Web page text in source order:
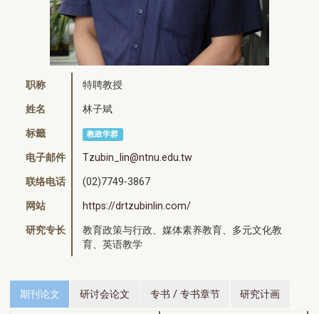
职称 特聘教授
姓名 林子斌
标籤 教政学群
电子邮件 Tzubin_lin@ntnu.edu.tw
联络电话 (02)7749-3867
网站 https://drtzubinlin.com/
研究专长
教育政策与行政、媒体素养教育、多元文化教
育、英语教学
期刊论文 研讨会论文 专书 / 专书章节 研究计画